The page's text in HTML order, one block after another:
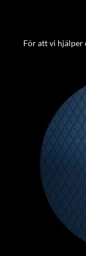
För att vi hjälper